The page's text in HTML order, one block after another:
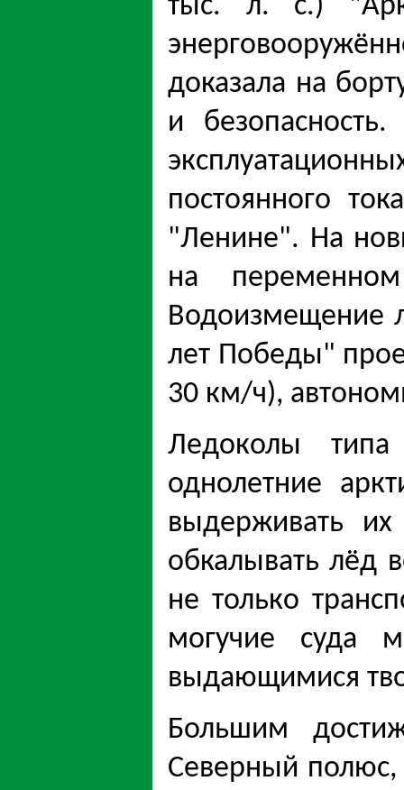
тыс. л. с.)
доказала на
и
постоянного
"Ленине". На
на
Водоизмещение
лет Победы"
30 км/ч),
Ледоколы типа
однолетние
выдерживать их
обкалывать лёд
не только
могучие суда
выдающимися
Большим
Северный полюс,